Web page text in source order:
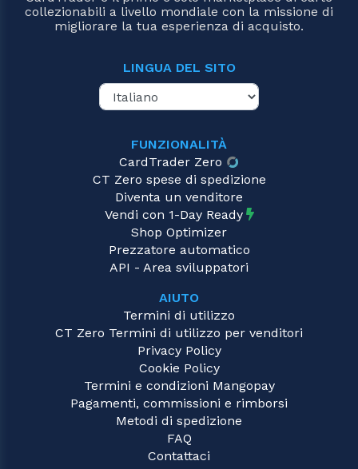
collezionabili a livello mondiale con la missione di
migliorare la tua esperienza di acquisto.
LINGUA DEL SITO
FUNZIONALITÀ
CardTrader Zero
CT Zero spese di spedizione
Diventa un venditore
Vendi con 1-Day Ready
Shop Optimizer
Prezzatore automatico
API - Area sviluppatori
AIUTO
Termini di utilizzo
CT Zero Termini di utilizzo per venditori
Privacy Policy
Cookie Policy
Termini e condizioni Mangopay
Pagamenti, commissioni e rimborsi
Metodi di spedizione
FAQ
Contattaci